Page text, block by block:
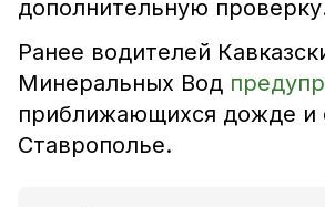
дополнительную
Ранее водителей
Минеральных Вод
приближающихся дожде и
Ставрополье.